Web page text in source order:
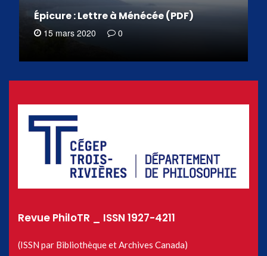
Épicure : Lettre à Ménécée (PDF)
15 mars 2020 0
Revue PhiloTR _ ISSN 1927-4211
(ISSN par Bibliothèque et Archives Canada)